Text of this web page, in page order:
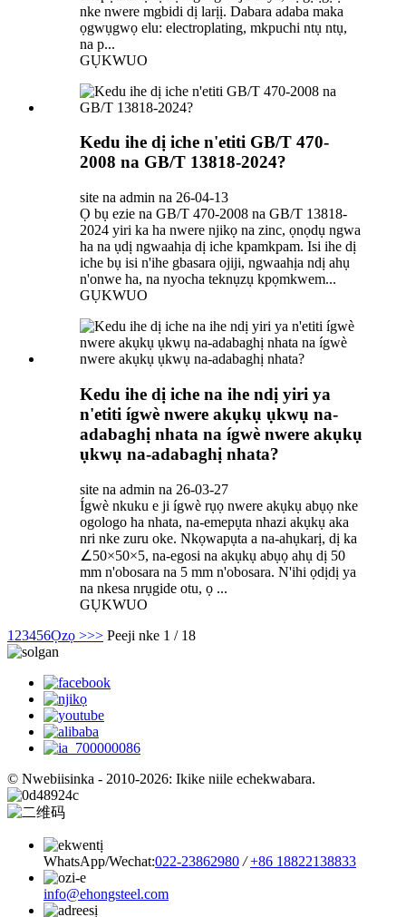
nke nwere mgbidi dị larịị. Dabara adaba maka
ọgwụgwọ elu: electroplating, mkpuchi ntụ ntụ,
na p...
GỤKWUO
Kedu ihe dị iche n'etiti GB/T 470-
2008 na GB/T 13818-2024?
site na admin na 26-04-13
Ọ bụ ezie na GB/T 470-2008 na GB/T 13818-
2024 yiri ka ha nwere njikọ na zinc, ọnọdụ ngwa
ha na ụdị ngwaahịa dị iche kpamkpam. Isi ihe dị
iche bụ isi n'ihe gbasara ojiji, ngwaahịa ndị ahụ
n'onwe ha, na nyocha teknụzụ kpọmkwem...
GỤKWUO
Kedu ihe dị iche na ihe ndị yiri ya
n'etiti ígwè nwere akụkụ ụkwụ na-
adabaghị nhata na ígwè nwere akụkụ
ụkwụ na-adabaghị nhata?
site na admin na 26-03-27
Ígwè nkuku e ji ígwè rụọ nwere akụkụ abụọ nke
ogologo ha nhata, na-emepụta nhazi akụkụ aka
nri nke zuru oke. Nkọwapụta a na-ahụkarị, dị ka
∠50×50×5, na-egosi na akụkụ abụọ ahụ dị 50
mm n'obosara na 5 mm n'obosara. N'ihi ọdịdị ya
na nkesa nrụgide otu, ọ ...
GỤKWUO
1 23456Ọzọ >>> Peeji nke 1 / 18
© Nwebiisinka - 2010-2026: Ikike niile echekwabara.
WhatsApp/Wechat:022-23862980 / +86 18822138833
info@ehongsteel.com